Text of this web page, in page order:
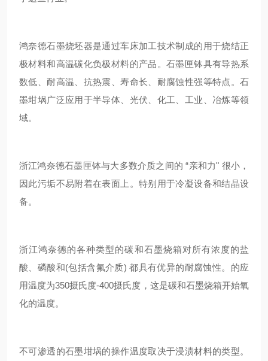
鸿奈德石墨烧坯器是通过车床加工技术制成的用于烧结正
极材料和高温碳化负极材料的产品。石墨匣钵具有导热系
数低、耐高温、抗热震、寿命长、耐腐蚀性强等特点。石
墨坩埚广泛应用于半导体、光伏、化工、工业、冶炼等领
域。
浙江鸿奈德石墨匣钵与大多数介质之间的 “亲和力" 很小，
因此污垢不易附着在表面上。特别用于冷凝设备和结晶设
备。
浙江鸿奈德的各种类型的碳和石墨烧箱对所有浓度的盐
酸、磷酸和(包括含氟介质) 都具有优异的耐腐蚀性。的应
用温度为350摄氏度-400摄氏度，这是碳和石墨烧箱开始氧
化的温度。
不可渗透的石墨坩埚的操作温度取决于浸渍材料的类型。